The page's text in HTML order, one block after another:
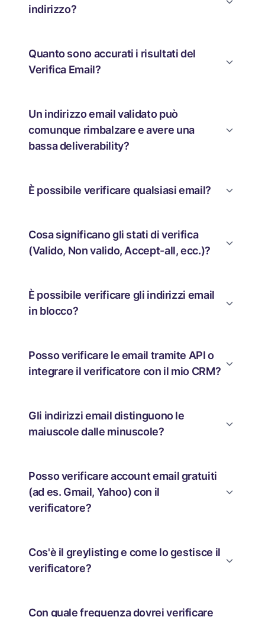
indirizzo?
Quanto sono accurati i risultati del
Verifica Email?
Un indirizzo email validato può
comunque rimbalzare e avere una
bassa deliverability?
È possibile verificare qualsiasi email?
Cosa significano gli stati di verifica
(Valido, Non valido, Accept-all, ecc.)?
È possibile verificare gli indirizzi email
in blocco?
Posso verificare le email tramite API o
integrare il verificatore con il mio CRM?
Gli indirizzi email distinguono le
maiuscole dalle minuscole?
Posso verificare account email gratuiti
(ad es. Gmail, Yahoo) con il
verificatore?
Cos'è il greylisting e come lo gestisce il
verificatore?
Con quale frequenza dovrei verificare